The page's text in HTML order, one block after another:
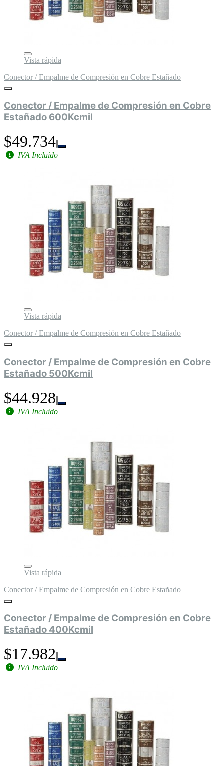
Vista rápida
Conector / Empalme de Compresión en Cobre Estañado
Conector / Empalme de Compresión en Cobre
Estañado 600Kcmil
$49.734
IVA Incluido
Vista rápida
Conector / Empalme de Compresión en Cobre Estañado
Conector / Empalme de Compresión en Cobre
Estañado 500Kcmil
$44.928
IVA Incluido
Vista rápida
Conector / Empalme de Compresión en Cobre Estañado
Conector / Empalme de Compresión en Cobre
Estañado 400Kcmil
$17.982
IVA Incluido